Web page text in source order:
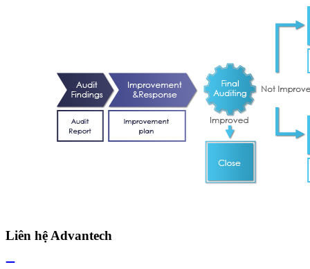
Liên hệ Advantech